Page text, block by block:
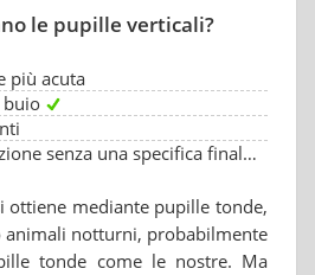
le pupille verticali?
più acuta
buio
Si tratta di una mutazione senza una specifica finalità
ottiene mediante pupille tonde,
animali notturni, probabilmente
tonde come le nostre. Ma